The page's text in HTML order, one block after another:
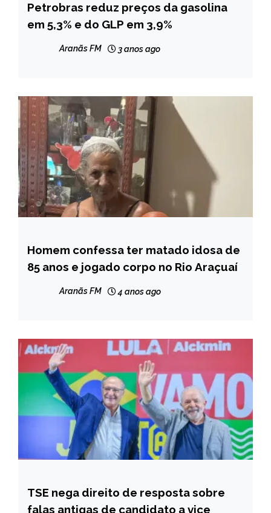
BRASIL
CAPELINHA
Petrobras reduz preços da gasolina
em 5,3% e do GLP em 3,9%
Aranãs FM 3 anos ago
CAPELINHA
MINAS
Homem confessa ter matado idosa de
85 anos e jogado corpo no Rio Araçuaí
Aranãs FM 4 anos ago
BRASIL
TSE nega direito de resposta sobre
falas antigas de candidato a vice